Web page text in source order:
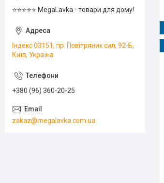
⭐️⭐️⭐️⭐️⭐️ MegaLavka - товари для дому!
Індекс 03151, пр. Повітряних сил, 92-Б,
Київ, Україна
+380 (96) 360-20-25
zakaz@megalavka.com.ua